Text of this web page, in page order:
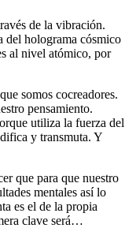
de la vibración.
del holograma cósmico
al nivel atómico, por
somos cocreadores.
pensamiento.
utiliza la fuerza del
y transmuta. Y
que para que nuestro
mentales así lo
es el de la propia
clave será…